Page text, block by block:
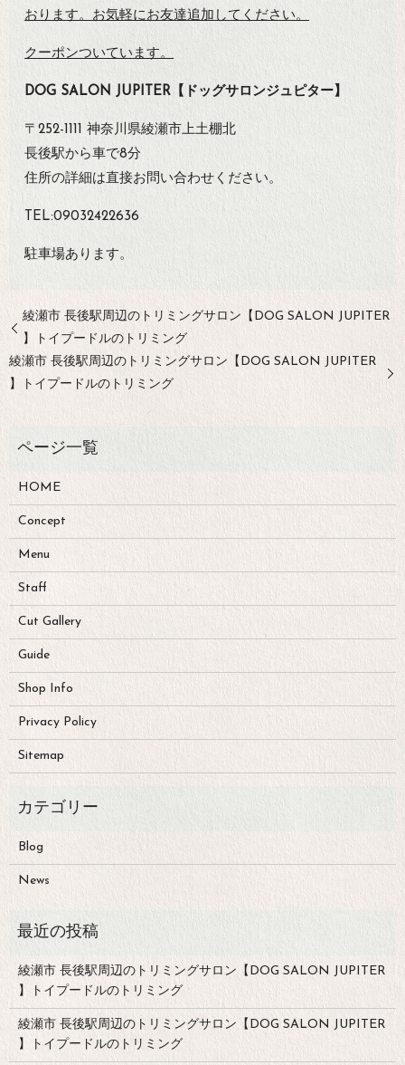
おります。お気軽にお友達追加してください。
クーポンついています。
DOG SALON JUPITER【ドッグサロンジュピター】
〒252-1111 神奈川県綾瀬市上土棚北
長後駅から車で8分
住所の詳細は直接お問い合わせください。
TEL:09032422636
駐車場あります。
綾瀬市 長後駅周辺のトリミングサロン【DOG SALON JUPITER
】トイプードルのトリミング
綾瀬市 長後駅周辺のトリミングサロン【DOG SALON JUPITER
】トイプードルのトリミング
HOME
Concept
Menu
Staff
Cut Gallery
Guide
Shop Info
Privacy Policy
Sitemap
Blog
News
綾瀬市 長後駅周辺のトリミングサロン【DOG SALON JUPITER
】トイプードルのトリミング
綾瀬市 長後駅周辺のトリミングサロン【DOG SALON JUPITER
】トイプードルのトリミング